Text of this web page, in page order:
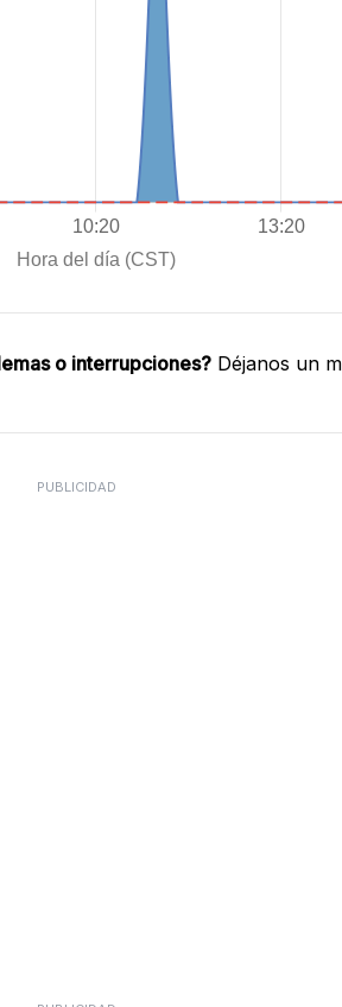
o interrupciones? Déjanos un
PUBLICIDAD